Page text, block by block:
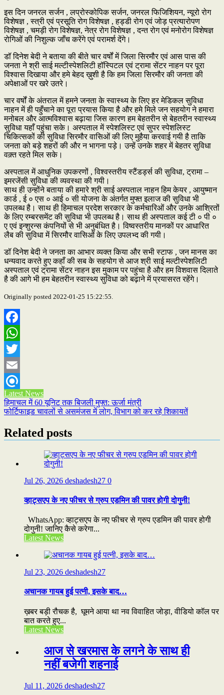
इस दिन जनरल सर्जन , लप्रोस्कोपिक सर्जन, जनरल फिजिशियन, न्यूरो रोग
विशेषज्ञ , स्त्री एवं प्रसूति रोग विशेषज्ञ , हड्डी रोग एवं जोड़ प्रत्यारोपण
विशेषज्ञ , चमड़ी रोग विशेषज्ञ, नेत्र रोग विशेषज्ञ , दन्त रोग एवं मनोरोग विशेषज्ञ
रोगिओं की निशुल्क जाँच करेंगे एवं परामर्श देंगे।
डॉ दिनेश बेदी ने बताया की बीते चार वर्षों में जिला सिरमौर एवं आस पास की
जनता ने श्री साई मल्टीस्पेशलिटी हॉस्पिटल एवं ट्रामा सेंटर नाहन पर पूरा
विश्वास दिखाया और हमे बेहद ख़ुशी है कि हम जिला सिरमौर की जनता की
अपेक्षाओं पर खरे उतरे।
चार वर्षों के अंतराल में हमने जनता के स्वास्थ्य के लिए हर मेडिकल सुविधा
नाहन में ही पहुँचाने का पूरा प्रयास किया है और हमे मिले जन सहयोग ने हमारा
मनोबल और आत्मविश्वास बढ़ाया जिस कारण हम बेहतरीन से बेहतरीन स्वास्थ्य
सुविधा यहाँ पहुंचा सके। अस्पताल में स्पेशलिस्ट एवं सुपर स्पेशलिस्ट
चिकित्सकों की सुविधा सिरमौर वासिओं की लिए मुहैया करवाई गयी है ताकि
जनता को बड़े शहरों की और न भागना पड़े। उन्हें उनके शहर में बेहतर सुविधा
वक़्त रहते मिल सके।
अस्पताल में आधुनिक उपकरणों , विश्वस्तरीय स्टैंडर्ड्स की सुविधा, ट्रामा –
इमरजेंसी सुविधा की व्यवस्था की गयी।
साथ ही उन्होंने बताया की हमारे श्री साई अस्पताल नाहन हिम केयर , आयुष्मान
कार्ड , ई ० एस ० आई ० सी योजना के अंतर्गत मुफ्त इलाज की सुविधा भी
उपलब्ध है। साथ ही हिमाचल प्रदेश सरकार के कर्मचारिओं और उनके आश्रितों
के लिए रम्बरसमेंट की सुविधा भी उपलब्ध है। साथ ही अस्पताल कई टी ० पी ०
ए एवं इन्शुरन्स कंपनियों से भी अनुबंधित है। विष्वस्तरीय मानकों पर आधारित
लैब की सुविधा में सिरमौर वासिओं के लिए उपलभ्द की गयी।
डॉ दिनेश बेदी ने जनता का आभार व्यक्त किया और सभी स्टाफ , जन मानस का
धन्यवाद करते हुए कहाँ की सब के सहयोग से आज श्री साई मल्टीस्पेशलिटी
अस्पताल एवं ट्रामा सेंटर नाहन इस मुकाम पर पहुंचा है और हम विशवास दिलाते
है की आगे भी हम बेहतरीन स्वास्थ्य सुविधा को बढ़ाने में प्रयासरत रहेंगे।
Originally posted 2022-01-25 15:22:55.
Facebook
WhatsApp
Twitter
Email
Refind
Latest News
Post
navigation
हिमाचल में 60 यूनिट तक बिजली मुफ्त: ऊर्जा मंत्री
फोर्टिफाइड चावलों से असमंजस में लोग, विभाग को कर रहे शिकायतें
Related posts
Jul 26, 2026 deshadesh27 0
व्हाट्सएप के नए फीचर से ग्रुप एडमिन की पावर होगी दोगुनी!
WhatsApp: व्हाट्सएप के नए फीचर से ग्रुप एडमिन की पावर होगी
दोगुनी! जानिए कैसे करेगा...
Latest News
Jul 23, 2026 deshadesh27
अचानक गायब हुई पत्नी, इसके बाद…
ख़बर बड़ी रौचक है, घूमने आया था नव विवाहित जोड़ा, वीडियो कॉल पर
बात करते हुए...
Latest News
आज से खरमास के लगने के साथ ही
नहीं बजेगी शहनाई
Jul 11, 2026 deshadesh27